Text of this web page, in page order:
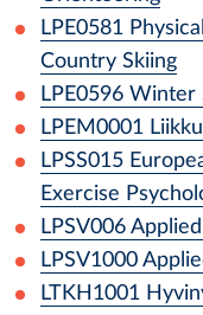
LPE0581
Country Skiing
LPE0596 Winter
LPEM0001
LPSS015
Exercise
LPSV006
LPSV1000
LTKH1001